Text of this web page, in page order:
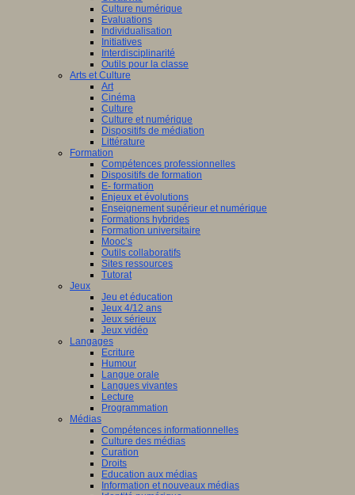
Culture numérique
Evaluations
Individualisation
Initiatives
Interdisciplinarité
Outils pour la classe
Arts et Culture
Art
Cinéma
Culture
Culture et numérique
Dispositifs de médiation
Littérature
Formation
Compétences professionnelles
Dispositifs de formation
E- formation
Enjeux et évolutions
Enseignement supérieur et numérique
Formations hybrides
Formation universitaire
Mooc’s
Outils collaboratifs
Sites ressources
Tutorat
Jeux
Jeu et éducation
Jeux 4/12 ans
Jeux sérieux
Jeux vidéo
Langages
Ecriture
Humour
Langue orale
Langues vivantes
Lecture
Programmation
Médias
Compétences informationnelles
Culture des médias
Curation
Droits
Education aux médias
Information et nouveaux médias